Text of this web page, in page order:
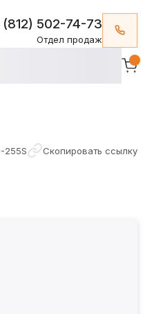
(812) 502-74-73
Отдел продаж
255S Скопировать ссылку